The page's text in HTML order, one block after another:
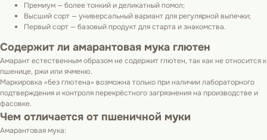
Премиум — более тонкий и деликатный помол;
Высший сорт — универсальный вариант для регулярной выпечки;
Первый сорт — базовый продукт для старта и знакомства.
Содержит ли амарантовая мука глютен
Амарант естественным образом не содержит глютен, так как не относится к
пшенице, ржи или ячменю.
Маркировка «без глютена» возможна только при наличии лабораторного
подтверждения и контроля перекрёстного загрязнения на производстве и
фасовке.
Чем отличается от пшеничной муки
Амарантовая мука: